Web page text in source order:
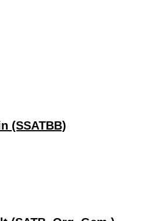
(SSATBB)